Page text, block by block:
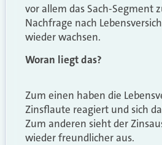
vor allem das Sach-Segment
Nachfrage nach
wieder wachsen.
Woran liegt das?
Zum einen haben die
Zinsflaute reagiert und sich
Zum anderen sieht der
wieder freundlicher aus.